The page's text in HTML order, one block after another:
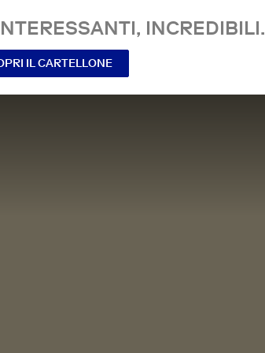
INCREDIBILI.
IL CARTELLONE